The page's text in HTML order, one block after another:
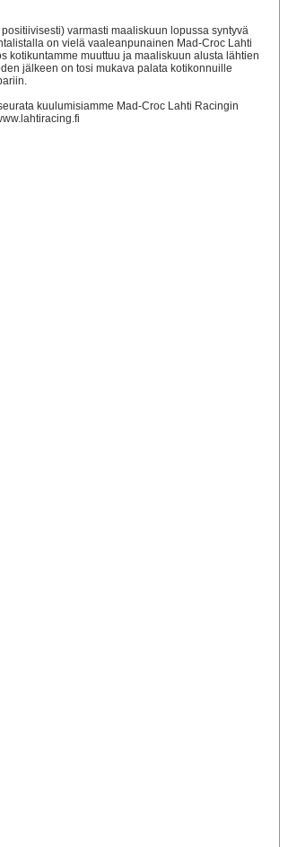
varmasti maaliskuun lopussa syntyvä
on vielä vaaleanpunainen Mad-Croc Lahti
kotikuntamme muuttuu ja maaliskuun alusta lähtien
jälkeen on tosi mukava palata kotikonnuille
kuulumisiamme Mad-Croc Lahti Racingin